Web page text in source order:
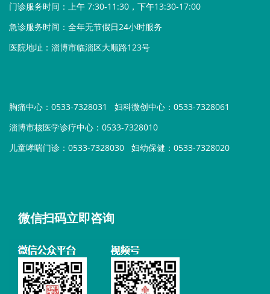
门诊服务时间：上午 7:30-11:30，下午13:30-17:00
急诊服务时间：全年无节假日24小时服务
医院地址：淄博市临淄区大顺路123号
胸痛中心：0533-7328031
妇科微创中心：0533-7328061
淄博市核医学诊疗中心：0533-7328010
儿童哮喘门诊：0533-7328030
妇幼保健：0533-7328020
微信扫码立即咨询